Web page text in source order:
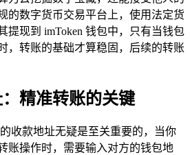
的数字货币交易平台上，使用法定货
提现到 imToken 钱包中，只有当钱包
，转账的基础才算稳固，后续的转账
精准转账的关键
收款地址无疑是至关重要的，当你
账操作时，需要输入对方的钱包地